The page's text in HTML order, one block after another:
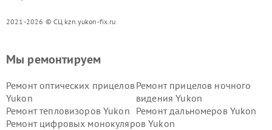
2021-2026 © СЦ kzn.yukon-fix.ru
Мы ремонтируем
Ремонт оптических прицелов
Yukon
Ремонт прицелов ночного
видения Yukon
Ремонт тепловизоров Yukon Ремонт дальномеров Yukon
Ремонт цифровых монокуляров Yukon